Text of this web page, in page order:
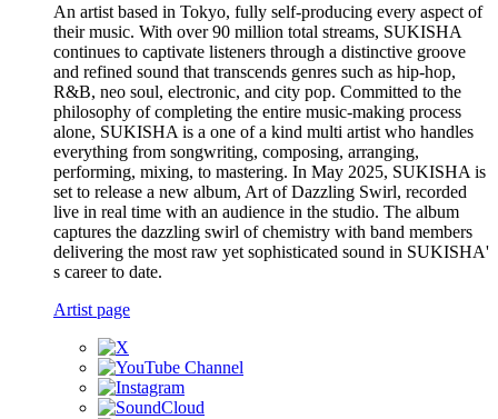
An artist based in Tokyo, fully self-producing every aspect of
their music. With over 90 million total streams, SUKISHA
continues to captivate listeners through a distinctive groove
and refined sound that transcends genres such as hip-hop,
R&B, neo soul, electronic, and city pop. Committed to the
philosophy of completing the entire music-making process
alone, SUKISHA is a one of a kind multi artist who handles
everything from songwriting, composing, arranging,
performing, mixing, to mastering. In May 2025, SUKISHA is
set to release a new album, Art of Dazzling Swirl, recorded
live in real time with an audience in the studio. The album
captures the dazzling swirl of chemistry with band members
delivering the most raw yet sophisticated sound in SUKISHA'
s career to date.
Artist page